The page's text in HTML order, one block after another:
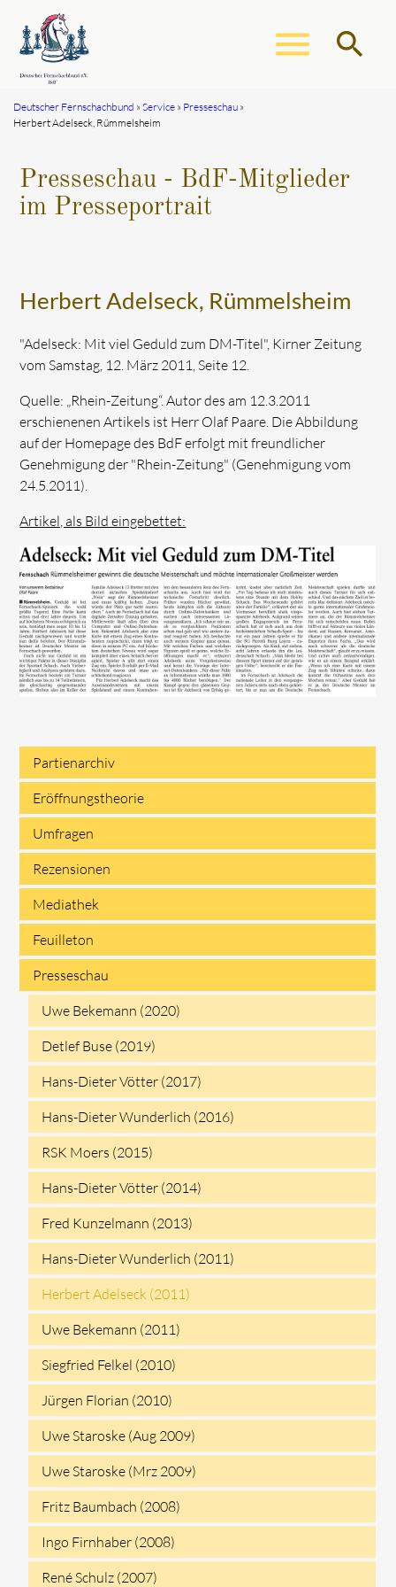
menu search
Deutscher Fernschachbund Service
Presseschau
Herbert Adelseck, Rümmelsheim
Presseschau - BdF-Mitglieder
im Presseportrait
Herbert Adelseck, Rümmelsheim
"Adelseck: Mit viel Geduld zum DM-Titel", Kirner Zeitung
vom Samstag, 12. März 2011, Seite 12.
Quelle: „Rhein-Zeitung“. Autor des am 12.3.2011
erschienenen Artikels ist Herr Olaf Paare. Die Abbildung
auf der Homepage des BdF erfolgt mit freundlicher
Genehmigung der "Rhein-Zeitung" (Genehmigung vom
24.5.2011).
Artikel, als Bild eingebettet:
Navigation
überspringen
Partienarchiv
Eröffnungstheorie
Umfragen
Rezensionen
Mediathek
Feuilleton
Presseschau
Uwe Bekemann (2020)
Detlef Buse (2019)
Hans-Dieter Vötter (2017)
Hans-Dieter Wunderlich (2016)
RSK Moers (2015)
Hans-Dieter Vötter (2014)
Fred Kunzelmann (2013)
Hans-Dieter Wunderlich (2011)
Herbert Adelseck (2011)
Uwe Bekemann (2011)
Siegfried Felkel (2010)
Jürgen Florian (2010)
Uwe Staroske (Aug 2009)
Uwe Staroske (Mrz 2009)
Fritz Baumbach (2008)
Ingo Firnhaber (2008)
René Schulz (2007)